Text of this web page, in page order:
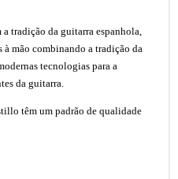
tradição da guitarra espanhola,
à mão combinando a tradição da
tecnologias para a
da guitarra.
têm um padrão de qualidade